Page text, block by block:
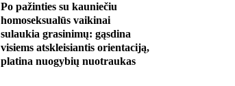
Po pažinties su kauniečiu
homoseksualūs vaikinai
sulaukia grasinimų: gąsdina
visiems atskleisiantis orientaciją,
platina nuogybių nuotraukas